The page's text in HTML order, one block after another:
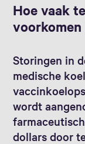
Hoe vaak
voorkomen
Storingen in
medische
wordt
dollars door